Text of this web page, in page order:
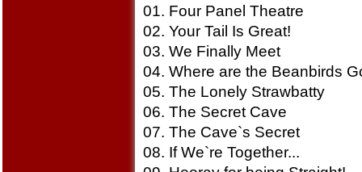
01. Four Panel Theatre
02. Your Tail Is Great!
03. We Finally Meet
04. Where are the Beanbirds
05. The Lonely Strawbatty
06. The Secret Cave
07. The Cave`s Secret
08. If We`re Together...